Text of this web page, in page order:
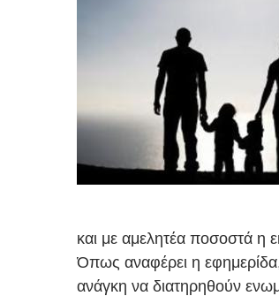
και με αμελητέα ποσοστά η
Όπως αναφέρει η εφημερίδα,
ανάγκη να διατηρηθούν